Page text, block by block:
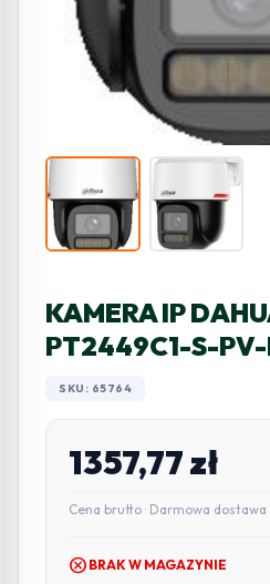
KAMERA IP
PT2449C1-S-PV-
SKU: 65764
1357,77zł
Cena brutto · Darmowa
cancel BRAK W MAGAZYNIE